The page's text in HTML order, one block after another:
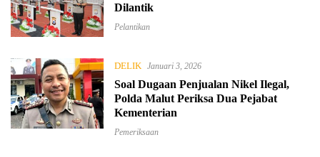
Dilantik
Pelantikan
DELIK Januari 3, 2026
Soal Dugaan Penjualan Nikel Ilegal,
Polda Malut Periksa Dua Pejabat
Kementerian
Pemeriksaan